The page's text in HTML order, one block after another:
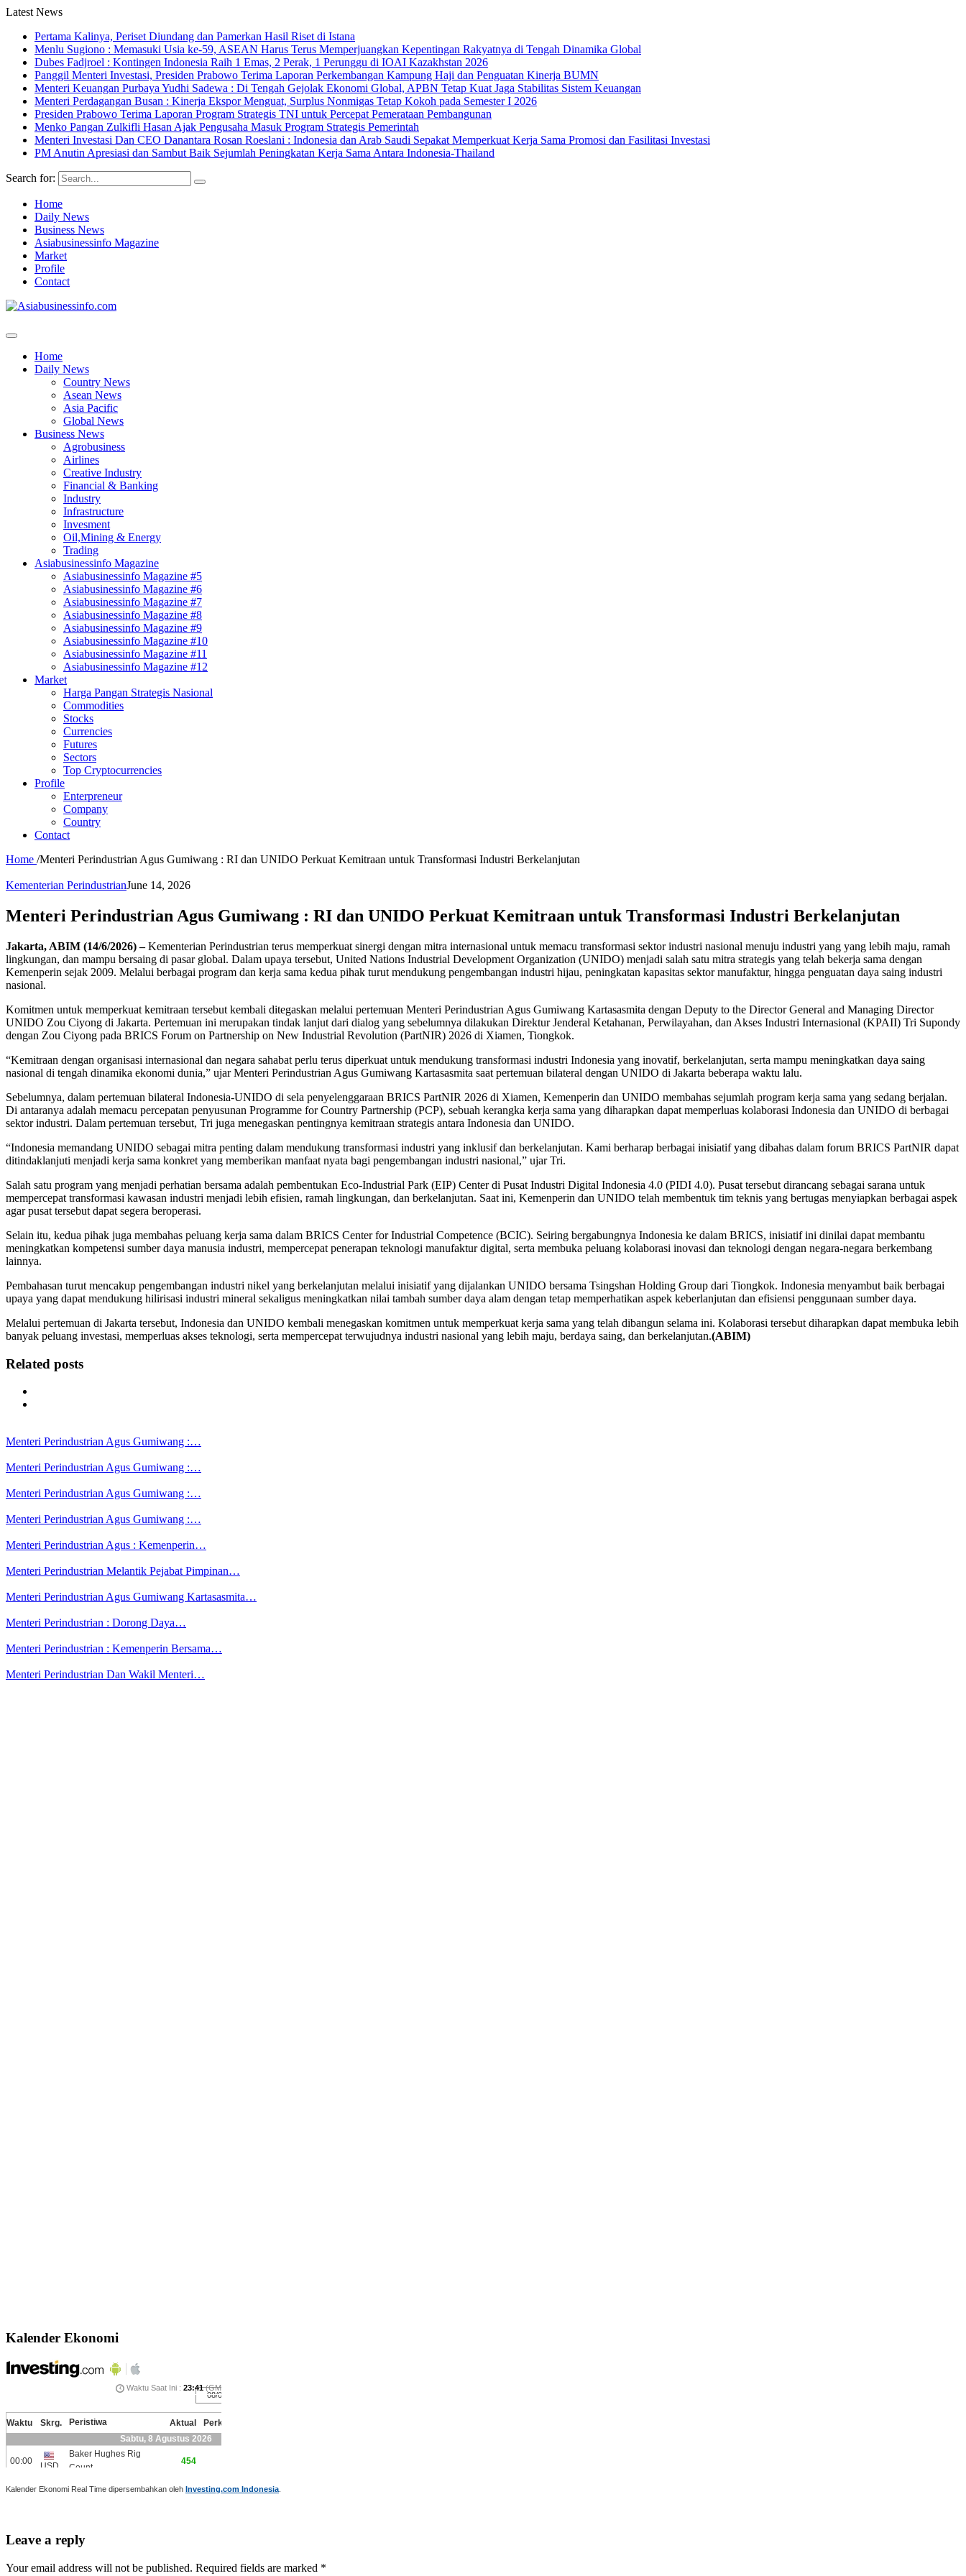
Latest News
Pertama Kalinya, Periset Diundang dan Pamerkan Hasil Riset di Istana
Menlu Sugiono : Memasuki Usia ke-59, ASEAN Harus Terus Memperjuangkan Kepentingan Rakyatnya di Tengah Dinamika Global
Dubes Fadjroel : Kontingen Indonesia Raih 1 Emas, 2 Perak, 1 Perunggu di IOAI Kazakhstan 2026
Panggil Menteri Investasi, Presiden Prabowo Terima Laporan Perkembangan Kampung Haji dan Penguatan Kinerja BUMN
Menteri Keuangan Purbaya Yudhi Sadewa : Di Tengah Gejolak Ekonomi Global, APBN Tetap Kuat Jaga Stabilitas Sistem Keuangan
Menteri Perdagangan Busan : Kinerja Ekspor Menguat, Surplus Nonmigas Tetap Kokoh pada Semester I 2026
Presiden Prabowo Terima Laporan Program Strategis TNI untuk Percepat Pemerataan Pembangunan
Menko Pangan Zulkifli Hasan Ajak Pengusaha Masuk Program Strategis Pemerintah
Menteri Investasi Dan CEO Danantara Rosan Roeslani : Indonesia dan Arab Saudi Sepakat Memperkuat Kerja Sama Promosi dan Fasilitasi Investasi
PM Anutin Apresiasi dan Sambut Baik Sejumlah Peningkatan Kerja Sama Antara Indonesia-Thailand
Search for:
Home
Daily News
Business News
Asiabusinessinfo Magazine
Market
Profile
Contact
Home
Daily News
Country News
Asean News
Asia Pacific
Global News
Business News
Agrobusiness
Airlines
Creative Industry
Financial & Banking
Industry
Infrastructure
Invesment
Oil,Mining & Energy
Trading
Asiabusinessinfo Magazine
Asiabusinessinfo Magazine #5
Asiabusinessinfo Magazine #6
Asiabusinessinfo Magazine #7
Asiabusinessinfo Magazine #8
Asiabusinessinfo Magazine #9
Asiabusinessinfo Magazine #10
Asiabusinessinfo Magazine #11
Asiabusinessinfo Magazine #12
Market
Harga Pangan Strategis Nasional
Commodities
Stocks
Currencies
Futures
Sectors
Top Cryptocurrencies
Profile
Enterpreneur
Company
Country
Contact
Home /Menteri Perindustrian Agus Gumiwang : RI dan UNIDO Perkuat Kemitraan untuk Transformasi Industri Berkelanjutan
Kementerian PerindustrianJune 14, 2026
Menteri Perindustrian Agus Gumiwang : RI dan UNIDO Perkuat Kemitraan untuk Transformasi Industri Berkelanjutan
Jakarta, ABIM (14/6/2026) –Kementerian Perindustrian terus memperkuat sinergi dengan mitra internasional untuk memacu transformasi sektor industri nasional menuju industri yang yang lebih maju, ramah
lingkungan, dan mampu bersaing di pasar global. Dalam upaya tersebut, United Nations Industrial Development Organization (UNIDO) menjadi salah satu mitra strategis yang telah bekerja sama dengan
Kemenperin sejak 2009. Melalui berbagai program dan kerja sama kedua pihak turut mendukung pengembangan industri hijau, peningkatan kapasitas sektor manufaktur, hingga penguatan daya saing industri
nasional.
Komitmen untuk memperkuat kemitraan tersebut kembali ditegaskan melalui pertemuan Menteri Perindustrian Agus Gumiwang Kartasasmita dengan Deputy to the Director General and Managing Director
UNIDO Zou Ciyong di Jakarta. Pertemuan ini merupakan tindak lanjut dari dialog yang sebelumnya dilakukan Direktur Jenderal Ketahanan, Perwilayahan, dan Akses Industri Internasional (KPAII) Tri Supondy
dengan Zou Ciyong pada BRICS Forum on Partnership on New Industrial Revolution (PartNIR) 2026 di Xiamen, Tiongkok.
“Kemitraan dengan organisasi internasional dan negara sahabat perlu terus diperkuat untuk mendukung transformasi industri Indonesia yang inovatif, berkelanjutan, serta mampu meningkatkan daya saing
nasional di tengah dinamika ekonomi dunia,” ujar Menteri Perindustrian Agus Gumiwang Kartasasmita saat pertemuan bilateral dengan UNIDO di Jakarta beberapa waktu lalu.
Sebelumnya, dalam pertemuan bilateral Indonesia-UNIDO di sela penyelenggaraan BRICS PartNIR 2026 di Xiamen, Kemenperin dan UNIDO membahas sejumlah program kerja sama yang sedang berjalan.
Di antaranya adalah memacu percepatan penyusunan Programme for Country Partnership (PCP), sebuah kerangka kerja sama yang diharapkan dapat memperluas kolaborasi Indonesia dan UNIDO di berbagai
sektor industri. Dalam pertemuan tersebut, Tri juga menegaskan pentingnya kemitraan strategis antara Indonesia dan UNIDO.
“Indonesia memandang UNIDO sebagai mitra penting dalam mendukung transformasi industri yang inklusif dan berkelanjutan. Kami berharap berbagai inisiatif yang dibahas dalam forum BRICS PartNIR dapat
ditindaklanjuti menjadi kerja sama konkret yang memberikan manfaat nyata bagi pengembangan industri nasional,” ujar Tri.
Salah satu program yang menjadi perhatian bersama adalah pembentukan Eco-Industrial Park (EIP) Center di Pusat Industri Digital Indonesia 4.0 (PIDI 4.0). Pusat tersebut dirancang sebagai sarana untuk
mempercepat transformasi kawasan industri menjadi lebih efisien, ramah lingkungan, dan berkelanjutan. Saat ini, Kemenperin dan UNIDO telah membentuk tim teknis yang bertugas menyiapkan berbagai aspek
agar pusat tersebut dapat segera beroperasi.
Selain itu, kedua pihak juga membahas peluang kerja sama dalam BRICS Center for Industrial Competence (BCIC). Seiring bergabungnya Indonesia ke dalam BRICS, inisiatif ini dinilai dapat membantu
meningkatkan kompetensi sumber daya manusia industri, mempercepat penerapan teknologi manufaktur digital, serta membuka peluang kolaborasi inovasi dan teknologi dengan negara-negara berkembang
lainnya.
Pembahasan turut mencakup pengembangan industri nikel yang berkelanjutan melalui inisiatif yang dijalankan UNIDO bersama Tsingshan Holding Group dari Tiongkok. Indonesia menyambut baik berbagai
upaya yang dapat mendukung hilirisasi industri mineral sekaligus meningkatkan nilai tambah sumber daya alam dengan tetap memperhatikan aspek keberlanjutan dan efisiensi penggunaan sumber daya.
Melalui pertemuan di Jakarta tersebut, Indonesia dan UNIDO kembali menegaskan komitmen untuk memperkuat kerja sama yang telah dibangun selama ini. Kolaborasi tersebut diharapkan dapat membuka lebih
banyak peluang investasi, memperluas akses teknologi, serta mempercepat terwujudnya industri nasional yang lebih maju, berdaya saing, dan berkelanjutan.(ABIM)
Related posts
Menteri Perindustrian Agus Gumiwang :…
Menteri Perindustrian Agus Gumiwang :…
Menteri Perindustrian Agus Gumiwang :…
Menteri Perindustrian Agus Gumiwang :…
Menteri Perindustrian Agus : Kemenperin…
Menteri Perindustrian Melantik Pejabat Pimpinan…
Menteri Perindustrian Agus Gumiwang Kartasasmita…
Menteri Perindustrian : Dorong Daya…
Menteri Perindustrian : Kemenperin Bersama…
Menteri Perindustrian Dan Wakil Menteri…
Kalender Ekonomi
Kalender Ekonomi Real Time dipersembahkan oleh Investing.com Indonesia
Leave a reply
Your email address will not be published. Required fields are marked *